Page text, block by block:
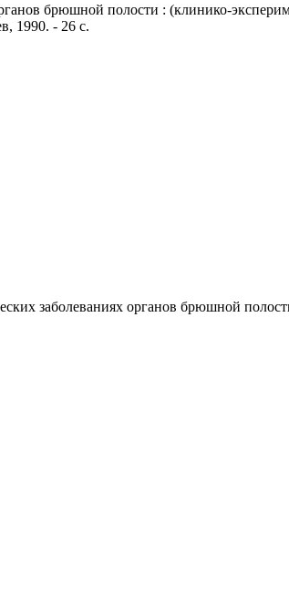
брюшной полости : (клинико-
1990. - 26 с.
заболеваниях органов брюшной